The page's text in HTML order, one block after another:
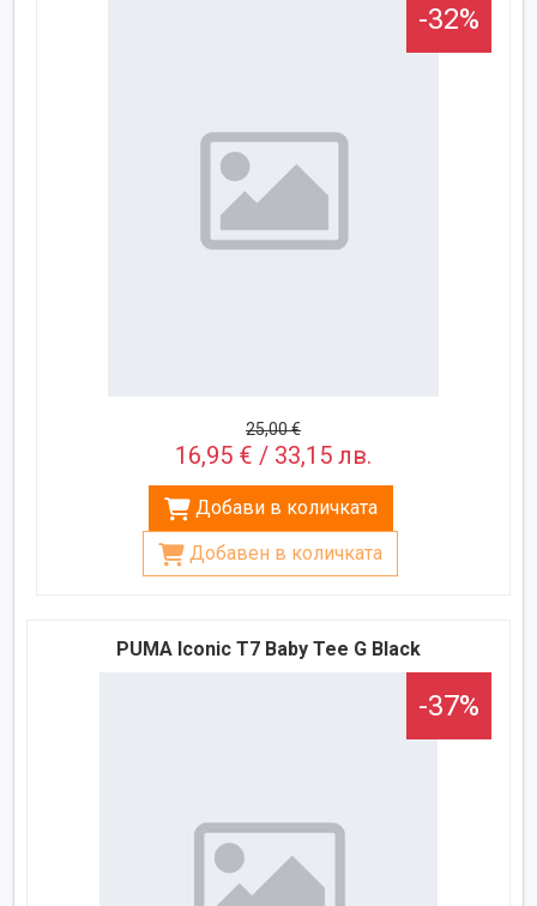
-32%
25,00 €
16,95 € / 33,15 лв.
Добави в количката
Добавен в количката
PUMA Iconic T7 Baby Tee G Black
-37%